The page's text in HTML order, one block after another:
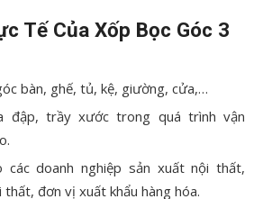
Tế Của Xốp Bọc Góc 3
bàn, ghế, tủ, kệ, giường, cửa,…
đập, trầy xước trong quá trình vận
các doanh nghiệp sản xuất nội thất,
đơn vị xuất khẩu hàng hóa.